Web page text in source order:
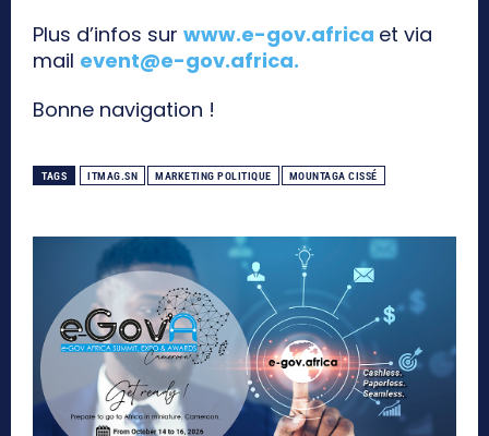
Plus d’infos sur www.e-gov.africa et via
mail event@e-gov.africa.
Bonne navigation !
TAGS ITMAG.SN MARKETING POLITIQUE MOUNTAGA CISSÉ